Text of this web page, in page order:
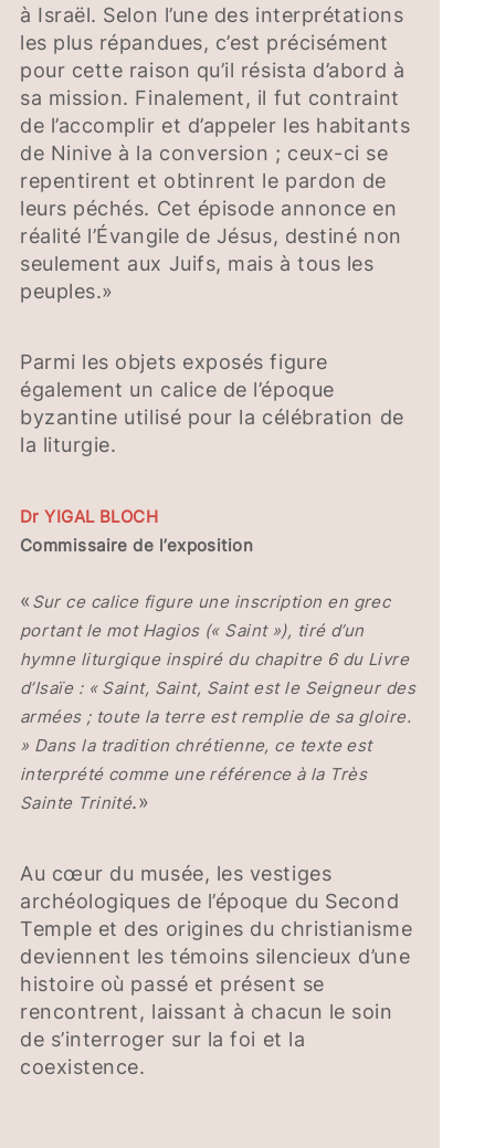
à Israël. Selon l’une des interprétations
les plus répandues, c’est précisément
pour cette raison qu’il résista d’abord à
sa mission. Finalement, il fut contraint
de l’accomplir et d’appeler les habitants
de Ninive à la conversion ; ceux-ci se
repentirent et obtinrent le pardon de
leurs péchés. Cet épisode annonce en
réalité l’Évangile de Jésus, destiné non
seulement aux Juifs, mais à tous les
peuples.»
Parmi les objets exposés figure
également un calice de l’époque
byzantine utilisé pour la célébration de
la liturgie.
Dr YIGAL BLOCH
Commissaire de l’exposition
« Sur ce calice figure une inscription en grec
portant le mot Hagios (« Saint »), tiré d’un
hymne liturgique inspiré du chapitre 6 du Livre
d’Isaïe : « Saint, Saint, Saint est le Seigneur des
armées ; toute la terre est remplie de sa gloire.
» Dans la tradition chrétienne, ce texte est
interprété comme une référence à la Très
Sainte Trinité.»
Au cœur du musée, les vestiges
archéologiques de l’époque du Second
Temple et des origines du christianisme
deviennent les témoins silencieux d’une
histoire où passé et présent se
rencontrent, laissant à chacun le soin
de s’interroger sur la foi et la
coexistence.